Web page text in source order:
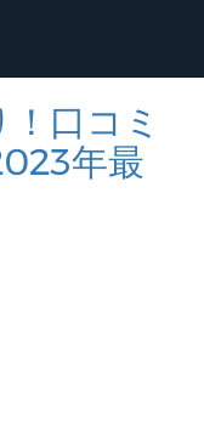
口コミ
年最